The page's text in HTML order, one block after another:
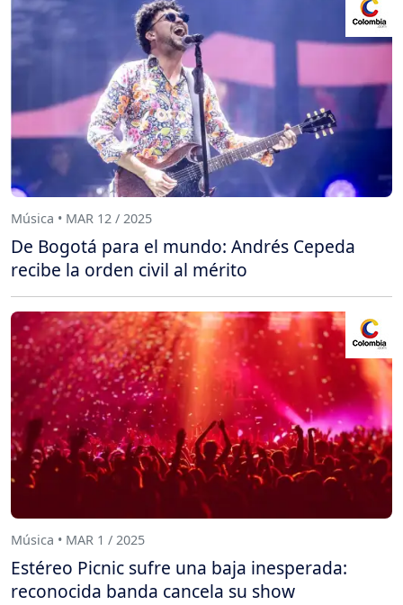
Música • MAR 12 / 2025
De Bogotá para el mundo: Andrés Cepeda
recibe la orden civil al mérito
Música • MAR 1 / 2025
Estéreo Picnic sufre una baja inesperada:
reconocida banda cancela su show